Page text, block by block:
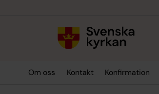
Om oss Kontakt Konfirmation